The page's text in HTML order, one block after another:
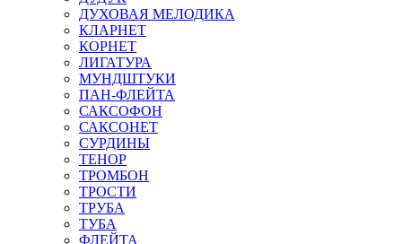
ДУХОВАЯ МЕЛОДИКА
КЛАРНЕТ
КОРНЕТ
ЛИГАТУРА
МУНДШТУКИ
ПАН-ФЛЕЙТА
САКСОФОН
САКСОНЕТ
СУРДИНЫ
ТЕНОР
ТРОМБОН
ТРОСТИ
ТРУБА
ТУБА
ФЛЕЙТА